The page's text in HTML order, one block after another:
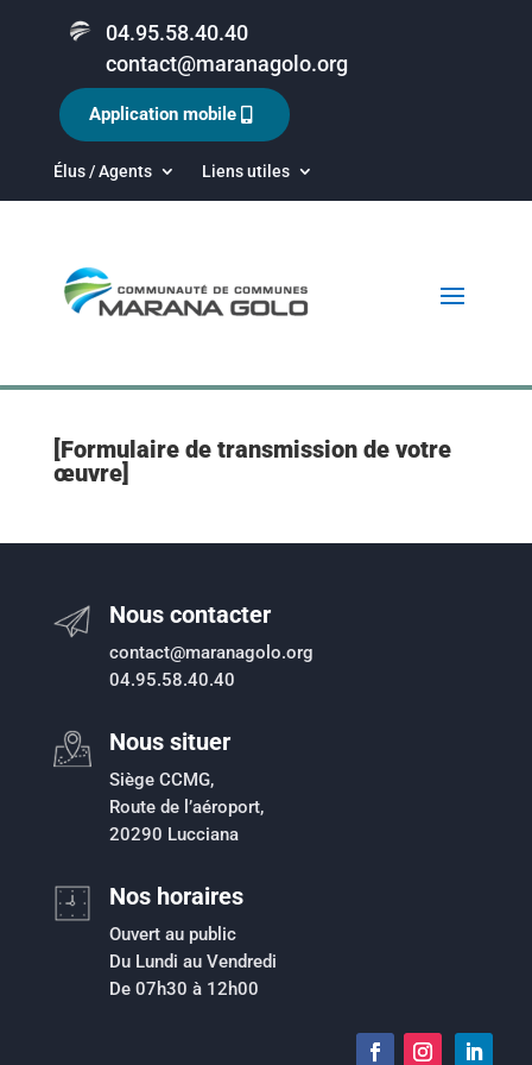
04.95.58.40.40
contact@maranagolo.org
Élus / Agents Liens utiles
Application mobile
[Formulaire de transmission de votre
œuvre]
Nous contacter
contact@maranagolo.org
04.95.58.40.40
Nous situer
Siège CCMG,
Route de l’aéroport,
20290 Lucciana
Nos horaires
Ouvert au public
Du Lundi au Vendredi
De 07h30 à 12h00